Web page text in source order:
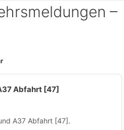
–
Abfahrt [47]
A37 Abfahrt [47].